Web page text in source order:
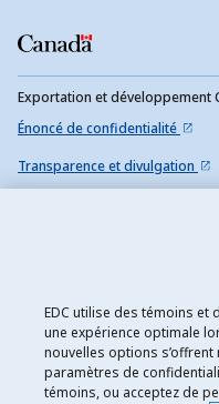
Exportation et développement
Énoncé de confidentialité
Transparence et divulgation
EDC utilise des témoins et
une expérience optimale
nouvelles options
paramètres de
témoins, ou acceptez de